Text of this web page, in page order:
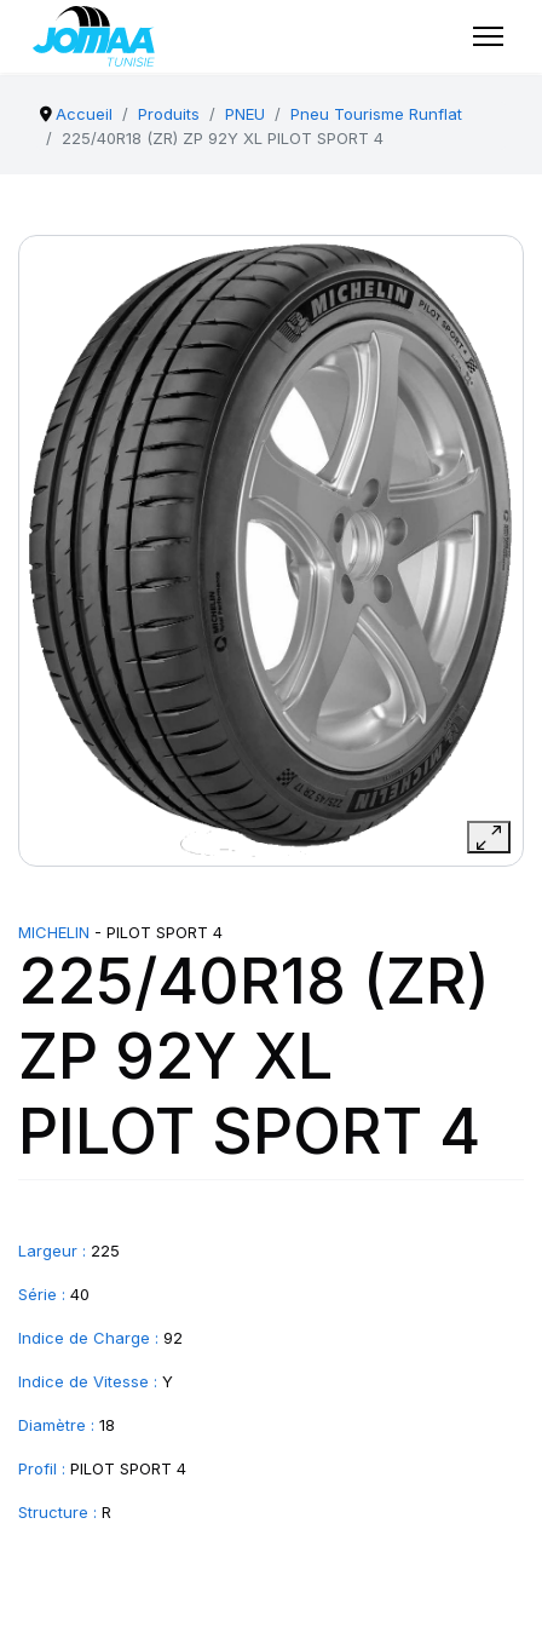
Accueil Produits PNEU
Pneu Tourisme Runflat
225/40R18 (ZR) ZP 92Y XL PILOT SPORT 4
MICHELIN - PILOT SPORT 4
225/40R18 (ZR)
ZP 92Y XL
PILOT SPORT 4
Largeur : 225
Série : 40
Indice de Charge : 92
Indice de Vitesse : Y
Diamètre : 18
Profil : PILOT SPORT 4
Structure : R